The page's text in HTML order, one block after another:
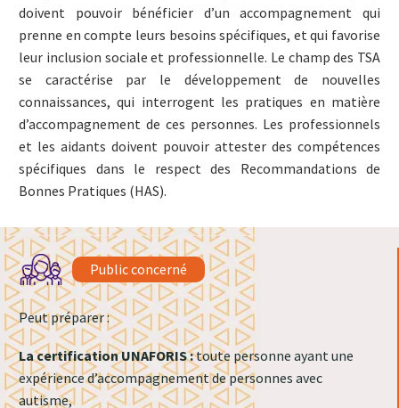
doivent pouvoir bénéficier d’un accompagnement qui
prenne en compte leurs besoins spécifiques, et qui favorise
leur inclusion sociale et professionnelle. Le champ des TSA
se caractérise par le développement de nouvelles
connaissances, qui interrogent les pratiques en matière
d’accompagnement de ces personnes. Les professionnels
et les aidants doivent pouvoir attester des compétences
spécifiques dans le respect des Recommandations de
Bonnes Pratiques (HAS).
Public concerné
Peut préparer :
La certification UNAFORIS :toute personne ayant une
expérience d’accompagnement de personnes avec
autisme,